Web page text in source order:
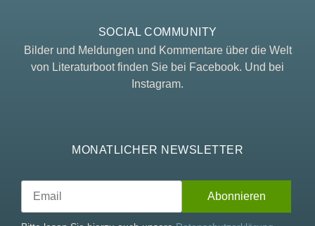
SOCIAL COMMUNITY
Bilder und Meldungen und Kommentare über die Welt
von Literaturboot finden Sie bei Facebook. Und bei
Instagram.
MONATLICHER NEWSLETTER